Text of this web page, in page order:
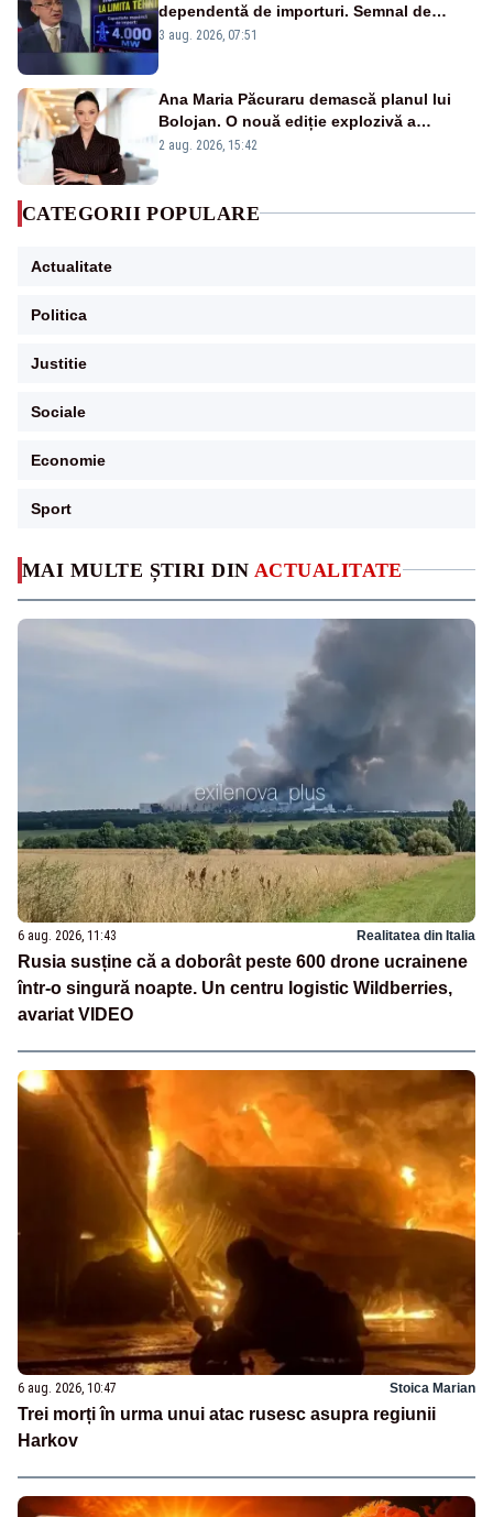
MAI MULTE ȘTIRI DIN ACTUALITATE
6 aug. 2026, 11:43 Realitatea din Italia
Rusia susține că a doborât peste 600 drone ucrainene
într-o singură noapte. Un centru logistic Wildberries,
avariat VIDEO
6 aug. 2026, 10:47 Stoica Marian
Trei morți în urma unui atac rusesc asupra regiunii
Harkov
dependentă de importuri. Semnal de
alarmă tras de un expert în energie
3 aug. 2026, 07:51
Ana Maria Păcuraru demască planul lui
Bolojan. O nouă ediție explozivă a
emisiunii „Miza Zilei” la Realitatea PLUS
2 aug. 2026, 15:42
CATEGORII POPULARE
Actualitate
Politica
Justitie
Sociale
Economie
Sport